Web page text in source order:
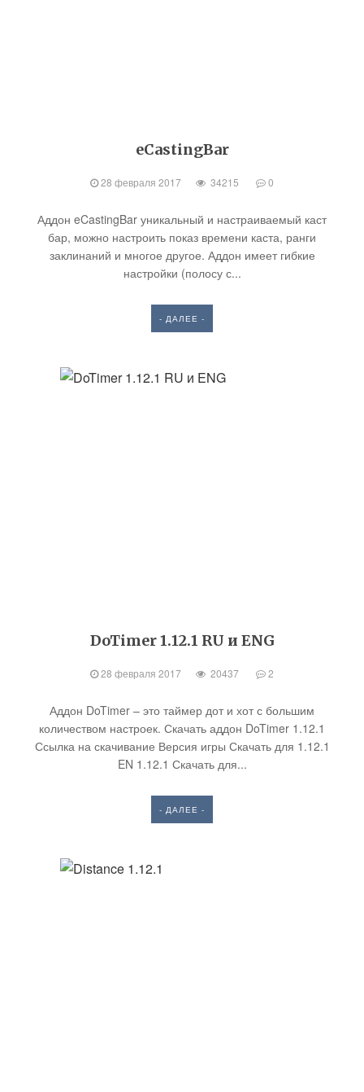
eCastingBar
28 февраля 2017 34215 0
Аддон eCastingBar уникальный и настраиваемый каст
бар, можно настроить показ времени каста, ранги
заклинаний и многое другое. Аддон имеет гибкие
настройки (полосу с...
- ДАЛЕЕ -
DoTimer 1.12.1 RU и ENG
28 февраля 2017 20437 2
Аддон DoTimer – это таймер дот и хот с большим
количеством настроек. Скачать аддон DoTimer 1.12.1
Ссылка на скачивание Версия игры Скачать для 1.12.1
EN 1.12.1 Скачать для...
- ДАЛЕЕ -